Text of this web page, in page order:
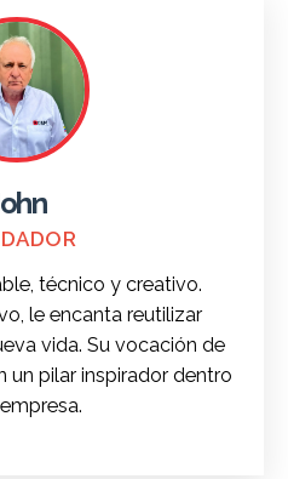
técnico y creativo.
le encanta reutilizar
vida. Su vocación de
un pilar inspirador dentro